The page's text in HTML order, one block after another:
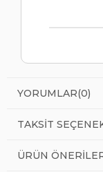
YORUMLAR(0)
TAKSIT
ÜRÜN